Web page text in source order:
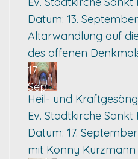
Datum: 13.
Altarwandlung auf
des offenen
17
Sep.
Heil- und
Ev. Stadtkirche Sankt
Datum: 17.
mit Konny Kurzmann